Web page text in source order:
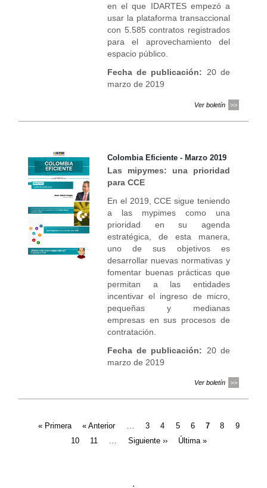
en el que IDARTES empezó a
usar la plataforma transaccional
con 5.585 contratos registrados
para el aprovechamiento del
espacio público.
Fecha de publicación: 20 de
marzo de 2019
Ver boletín
Colombia Eficiente - Marzo 2019
Las mipymes: una prioridad
para CCE
En el 2019, CCE sigue teniendo
a las mypimes como una
prioridad en su agenda
estratégica, de esta manera,
uno de sus objetivos es
desarrollar nuevas normativas y
fomentar buenas prácticas que
permitan a las entidades
incentivar el ingreso de micro,
pequeñas y medianas
empresas en sus procesos de
contratación.
Fecha de publicación: 20 de
marzo de 2019
Ver boletín
Páginas« Primera « Anterior 3 4 5 6 7 8
9
10
11 Siguiente ›› Última »
.